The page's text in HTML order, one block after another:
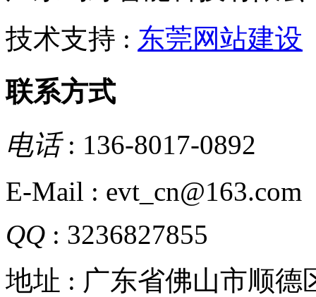
技术支持 : 东莞网站建设
联系方式
电话: 136-8017-0892
E-Mail : evt_cn@163.com
QQ : 3236827855
地址 : 广东省佛山市顺德